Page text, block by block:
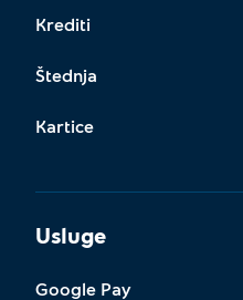
Krediti
Štednja
Kartice
Usluge
Google Pay